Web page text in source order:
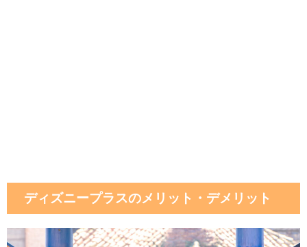
ディズニープラスのメリット・デメリット